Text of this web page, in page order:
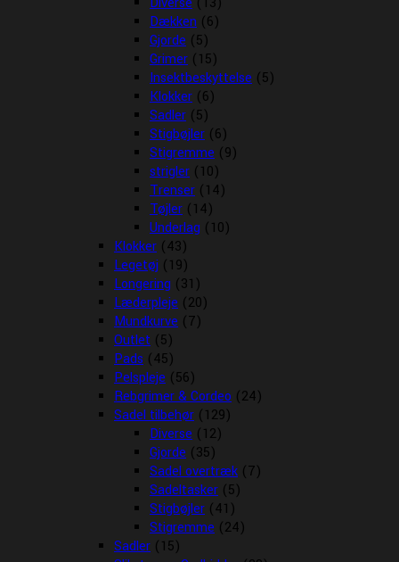
Dækken (6)
Gjorde (5)
Grimer (15)
Insektbeskyttelse (5)
Klokker (6)
Sadler (5)
Stigbøjler (6)
Stigremme (9)
strigler (10)
Trenser (14)
Tøjler (14)
Underlag (10)
Klokker (43)
Legetøj (19)
Longering (31)
Læderpleje (20)
Mundkurve (7)
Outlet (5)
Pads (45)
Pelspleje (56)
Rebgrimer & Cordeo (24)
Sadel tilbehør (129)
Diverse (12)
Gjorde (35)
Sadel overtræk (7)
Sadeltasker (5)
Stigbøjler (41)
Stigremme (24)
Sadler (15)